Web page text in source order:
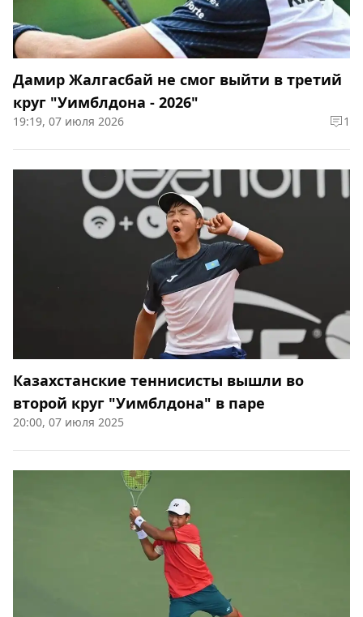
Дамир Жалгасбай не смог выйти в третий
круг "Уимблдона - 2026"
19:19, 07 июля 2026 1
Казахстанские теннисисты вышли во
второй круг "Уимблдона" в паре
20:00, 07 июля 2025